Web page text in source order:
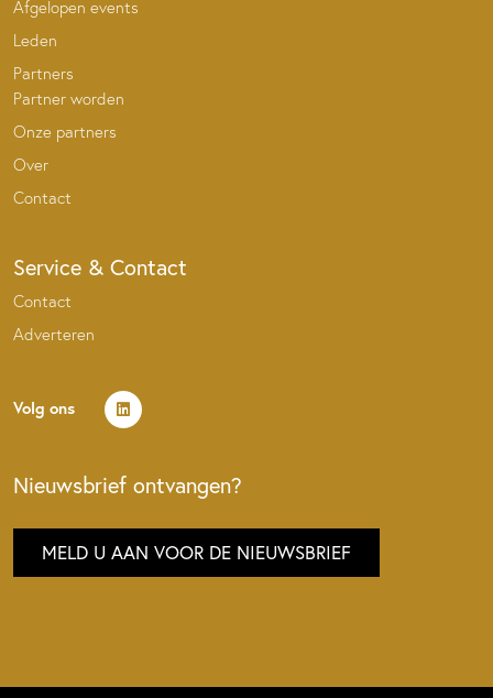
Afgelopen events
Leden
Partners
Partner worden
Onze partners
Over
Contact
Service & Contact
Contact
Adverteren
Volg ons
Nieuwsbrief ontvangen?
MELD U AAN VOOR DE NIEUWSBRIEF